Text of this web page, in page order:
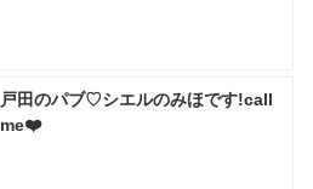
戸田のパブ♡ シエルのみほです!call
me❤️